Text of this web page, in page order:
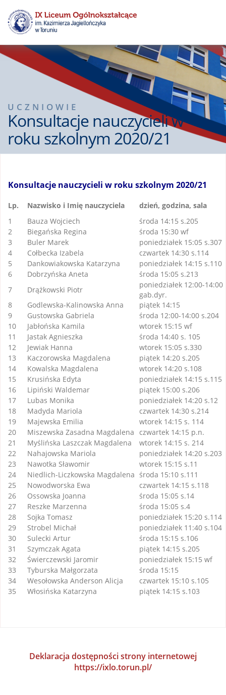
UCZNIOWIE
Konsultacje nauczycieli w
roku szkolnym 2020/21
Konsultacje nauczycieli w roku szkolnym 2020/21
Lp. Nazwisko i Imię nauczyciela
dzień, godzina, sala
1
Bauza Wojciech
środa 14:15 s.205
2
Biegańska Regina
środa 15:30 wf
3
Buler Marek
poniedziałek 15:05 s.307
4
Cołbecka Izabela
czwartek 14:30 s.114
5
Dankowiakowska Katarzyna
poniedziałek 14:15 s.110
6
Dobrzyńska Aneta
środa 15:05 s.213
7
Drążkowski Piotr
poniedziałek 12:00-14:00
gab.dyr.
8
Godlewska-Kalinowska Anna
piątek 14:15
9
Gustowska Gabriela
środa 12:00-14:00 s.204
10
Jabłońska Kamila
wtorek 15:15 wf
11
Jastak Agnieszka
środa 14:40 s. 105
12
Jewiak Hanna
wtorek 15:05 s.330
13
Kaczorowska Magdalena
piątek 14:20 s.205
14
Kowalska Magdalena
wtorek 14:20 s.108
15
Krusińska Edyta
poniedziałek 14:15 s.115
16
Lipiński Waldemar
piątek 15:00 s.206
17
Lubas Monika
poniedziałek 14:20 s.12
18
Madyda Mariola
czwartek 14:30 s.214
19
Majewska Emilia
wtorek 14:15 s. 114
20
Miszewska Zasadna Magdalena
czwartek 14:15 p.n.
21
Myślińska Laszczak Magdalena
wtorek 14:15 s. 214
22
Nahajowska Mariola
poniedziałek 14:20 s.203
23
Nawotka Sławomir
wtorek 15:15 s.11
24
Niedlich-Liczkowska Magdalena środa 15:10 s.111
25
Nowodworska Ewa
czwartek 14:15 s.118
26
Ossowska Joanna
środa 15:05 s.14
27
Reszke Marzenna
środa 15:05 s.4
28
Sojka Tomasz
poniedziałek 15:20 s.114
29
Strobel Michał
poniedziałek 11:40 s.104
30
Sulecki Artur
środa 15:15 s.106
31
Szymczak Agata
piątek 14:15 s.205
32
Świerczewski Jaromir
poniedziałek 15:15 wf
33
Tyburska Małgorzata
środa 15:15
34
Wesołowska Anderson Alicja
czwartek 15:10 s.105
35
Włosińska Katarzyna piątek 14:15 s.103
Deklaracja dostępności strony internetowej
https://ixlo.torun.pl/